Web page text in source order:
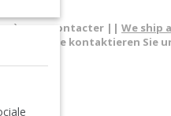
à nous contacter || We ship
Bitte kontaktieren Sie
- 1 photo